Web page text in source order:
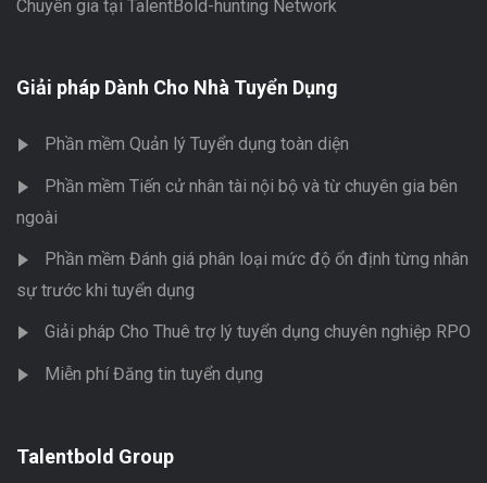
Chuyên gia tại TalentBold-hunting Network
Giải pháp Dành Cho Nhà Tuyển Dụng
Phần mềm Quản lý Tuyển dụng toàn diện
Phần mềm Tiến cử nhân tài nội bộ và từ chuyên gia bên
ngoài
Phần mềm Đánh giá phân loại mức độ ổn định từng nhân
sự trước khi tuyển dụng
Giải pháp Cho Thuê trợ lý tuyển dụng chuyên nghiệp RPO
Miễn phí Đăng tin tuyển dụng
Talentbold Group